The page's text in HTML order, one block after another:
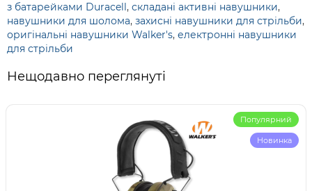
з батарейками Duracell , складані активні навушники,
навушники для шолома, захисні навушники для стрільби,
оригінальні навушники Walker's, електронні навушники
для стрільби
Нещодавно переглянуті
Популярний
Новинка